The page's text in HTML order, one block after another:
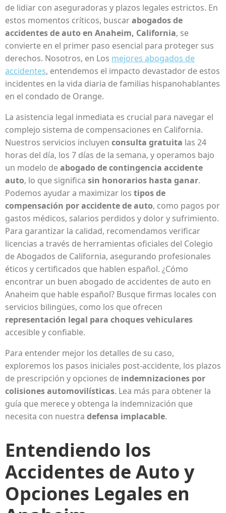
de lidiar con aseguradoras y plazos legales estrictos. En
estos momentos críticos, buscarabogados de
accidentes de auto en Anaheim, California, se
convierte en el primer paso esencial para proteger sus
derechos. Nosotros, en Los mejores abogados de
accidentes, entendemos el impacto devastador de estos
incidentes en la vida diaria de familias hispanohablantes
en el condado de Orange.
La asistencia legal inmediata es crucial para navegar el
complejo sistema de compensaciones en California.
Nuestros servicios incluyen consulta gratuita las 24
horas del día, los 7 días de la semana, y operamos bajo
un modelo deabogado de contingencia accidente
auto, lo que significa sin honorarios hasta ganar.
Podemos ayudar a maximizar los tipos de
compensación por accidente de auto, como pagos por
gastos médicos, salarios perdidos y dolor y sufrimiento.
Para garantizar la calidad, recomendamos verificar
licencias a través de herramientas oficiales del Colegio
de Abogados de California, asegurando profesionales
éticos y certificados que hablen español. ¿Cómo
encontrar un buen abogado de accidentes de auto en
Anaheim que hable español? Busque firmas locales con
servicios bilingües, como los que ofrecen
representación legal para choques vehiculares
accesible y confiable.
Para entender mejor los detalles de su caso,
exploremos los pasos iniciales post-accidente, los plazos
de prescripción y opciones de indemnizaciones por
colisiones automovilísticas. Lea más para obtener la
guía que merece y obtenga la indemnización que
necesita con nuestra defensa implacable.
Entendiendo los
Accidentes de Auto y
Opciones Legales en